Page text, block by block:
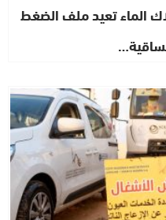
الماء تعيد ملف الضغط